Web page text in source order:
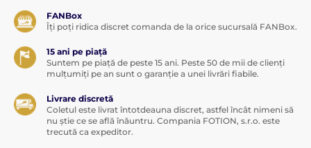
FANBox
Îți poți ridica discret comanda de la orice sucursală FANBox.
15 ani pe piață
Suntem pe piață de peste 15 ani. Peste 50 de mii de clienți
mulțumiți pe an sunt o garanție a unei livrări fiabile.
Livrare discretă
Coletul este livrat întotdeauna discret, astfel încât nimeni să
nu știe ce se află înăuntru. Compania FOTION, s.r.o. este
trecută ca expeditor.